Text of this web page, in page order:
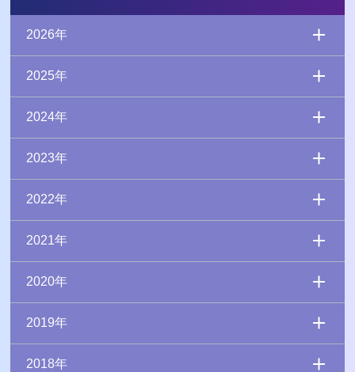
2026年
2025年
2024年
2023年
2022年
2021年
2020年
2019年
2018年